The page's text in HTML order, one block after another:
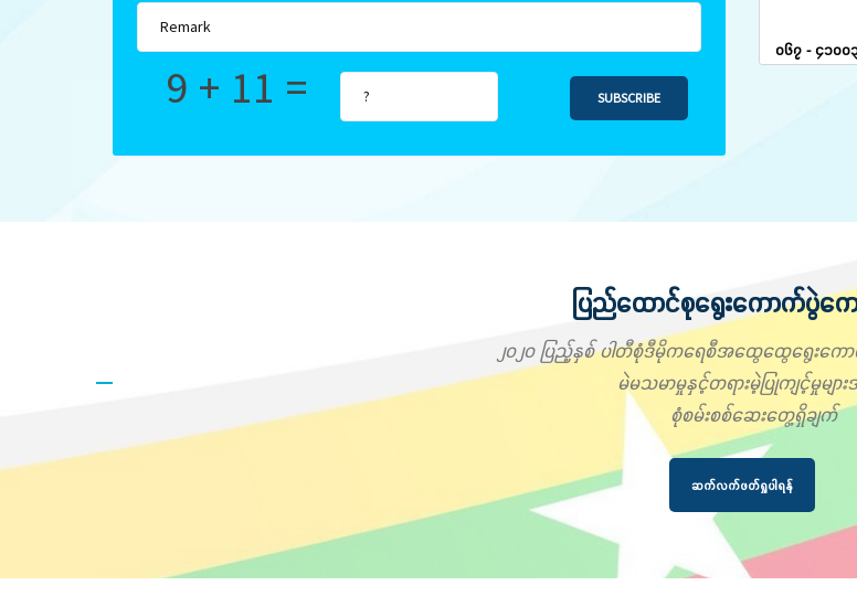
9 + 11 = SUBSCRIBE
၀၆၇ - ၄၁၀၀
ပြည်ထောင်စုရွေးကောက်ပွဲက
၂၀၂၀ ပြည့်နှစ် ပါတီစုံဒီမိုကရေစီအထွေထွေရွေးကေ
မဲမသမာမှုနှင့်တရားမဲ့ပြုကျင့်မှုများ
စုံစမ်းစစ်ဆေးတွေ့ရှိချက်
ဆက်လက်ဖတ်ရှုပါရန်